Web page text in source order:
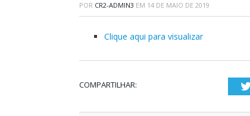
POR CR2-ADMIN3 EM 14 DE MAIO DE 2019
Clique aqui para visualizar
COMPARTILHAR: